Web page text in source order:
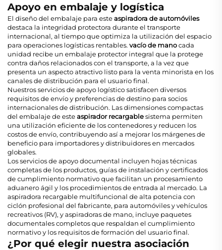
Apoyo en embalaje y logística
El diseño del embalaje para esteaspiradora de automóviles
destaca la integridad protectora durante el transporte
internacional, al tiempo que optimiza la utilización del espacio
para operaciones logísticas rentables. vacío de manocada
unidad recibe un embalaje protector integral que la protege
contra daños relacionados con el transporte, a la vez que
presenta un aspecto atractivo listo para la venta minorista en los
canales de distribución para el usuario final.
Nuestros servicios de apoyo logístico satisfacen diversos
requisitos de envío y preferencias de destino para socios
internacionales de distribución. Las dimensiones compactas
del embalaje de esteaspirador recargablesistema permiten
una utilización eficiente de los contenedores y reducen los
costos de envío, contribuyendo así a mejorar los márgenes de
beneficio para importadores y distribuidores en mercados
globales.
Los servicios de apoyo documental incluyen hojas técnicas
completas de los productos, guías de instalación y certificados
de cumplimiento normativo que facilitan un procesamiento
aduanero ágil y los procedimientos de entrada al mercado. La
aspiradora recargable multifuncional de alta potencia con
ciclón profesional del fabricante, para automóviles y vehículos
recreativos (RV), y aspiradoras de mano, incluye paquetes
documentales completos que respaldan el cumplimiento
normativo y los requisitos de formación del usuario final.
¿Por qué elegir nuestra asociación